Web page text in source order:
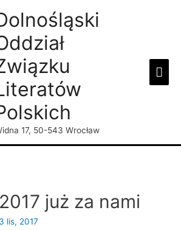
17, 50-543 Wrocław
już za nami
lis, 2017